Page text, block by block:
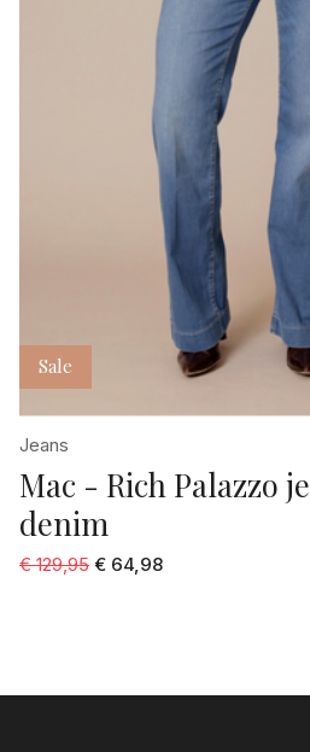
Sale
Jeans
Mac - Rich Palazzo
denim
€ 129,95 € 64,98